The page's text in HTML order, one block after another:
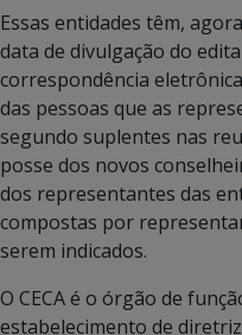
Essas entidades têm,
data de divulgação do
correspondência
das pessoas que as
segundo suplentes nas
posse dos novos
dos representantes das
compostas por
serem indicados.
O CECA é o órgão de
estabelecimento de